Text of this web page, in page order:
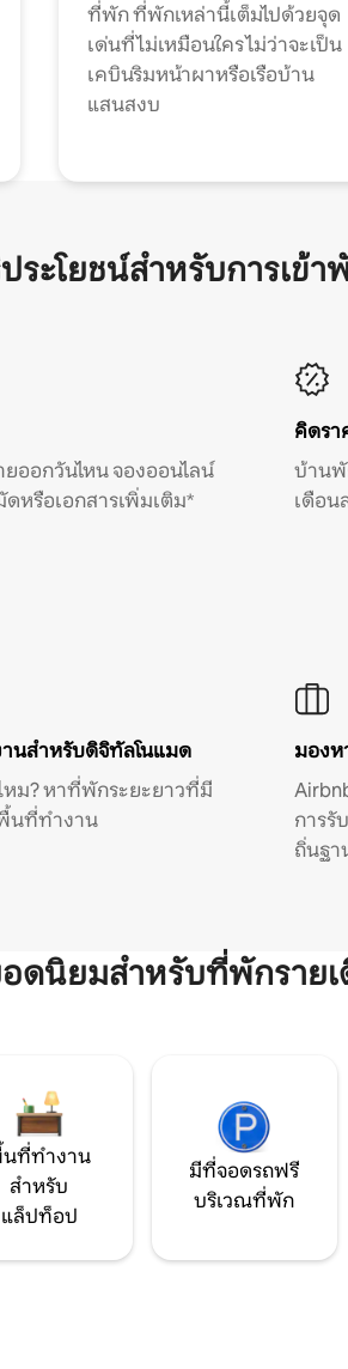
ที่พัก ที่พักเหล่านี้เต็มไปด้วยจุด
เด่นที่ไม่เหมือนใคร ไม่ว่าจะเป็น
เคบินริมหน้าผาหรือเรือบ้าน
แสนสงบ
ะโยชน์สำหรับการเข้า
ยออกวันไหน จองออนไลน์
หรือเอกสารเพิ่มเติม*
คิดรา
บ้านพั
เดือน
นสำหรับดิจิทัลโนแมด
หม? หาที่พักระยะยาวที่มี
นที่ทำงาน
มองห
การรั
ถิ่นฐา
ดนิยมสำหรับที่พักราย
ที่ทำงาน
สำหรับ
แล็ปท็อป
มีที่จอดรถฟรี
บริเวณที่พัก